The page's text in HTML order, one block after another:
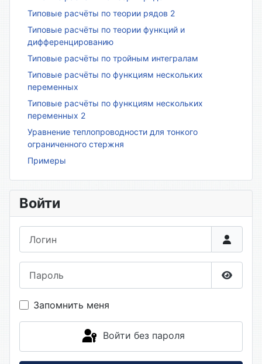
Типовые расчёты по теории рядов 2
Типовые расчёты по теории функций и
дифференцированию
Типовые расчёты по тройным интегралам
Типовые расчёты по функциям нескольких
переменных
Типовые расчёты по функциям нескольких
переменных 2
Уравнение теплопроводности для тонкого
ограниченного стержня
Примеры
Войти
Запомнить меня
Войти без пароля